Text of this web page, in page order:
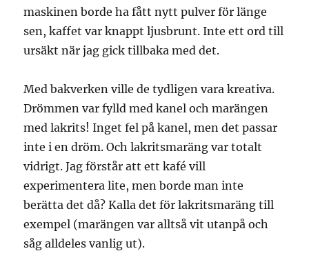
maskinen borde ha fått nytt pulver för länge
sen, kaffet var knappt ljusbrunt. Inte ett ord till
ursäkt när jag gick tillbaka med det.
Med bakverken ville de tydligen vara kreativa.
Drömmen var fylld med kanel och marängen
med lakrits! Inget fel på kanel, men det passar
inte i en dröm. Och lakritsmaräng var totalt
vidrigt. Jag förstår att ett kafé vill
experimentera lite, men borde man inte
berätta det då? Kalla det för lakritsmaräng till
exempel (marängen var alltså vit utanpå och
såg alldeles vanlig ut).